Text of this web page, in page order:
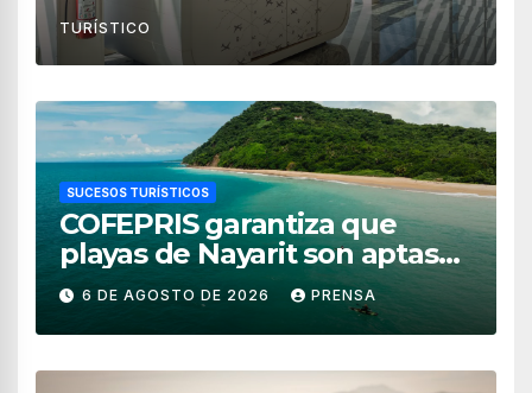
TURÍSTICO
SUCESOS TURÍSTICOS
COFEPRIS garantiza que
playas de Nayarit son aptas
para uso recreativo
6 DE AGOSTO DE 2026 PRENSA